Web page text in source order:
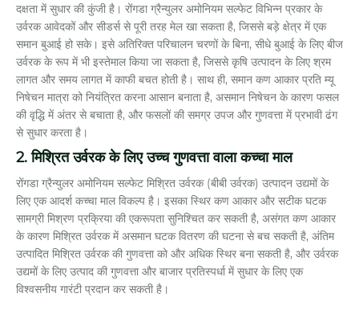
दक्षता में सुधार की कुंजी है। रोंगडा ग्रैन्युलर अमोनियम सल्फेट विभिन्न प्रकार के
उर्वरक आवेदकों और सीडर्स से पूरी तरह मेल खा सकता है, जिससे बड़े क्षेत्र में एक
समान बुआई हो सके। इसे अतिरिक्त परिचालन चरणों के बिना, सीधे बुआई के लिए बीज
उर्वरक के रूप में भी इस्तेमाल किया जा सकता है, जिससे कृषि उत्पादन के लिए श्रम
लागत और समय लागत में काफी बचत होती है। साथ ही, समान कण आकार प्रति म्यू
निषेचन मात्रा को नियंत्रित करना आसान बनाता है, असमान निषेचन के कारण फसल
की वृद्धि में अंतर से बचाता है, और फसलों की समग्र उपज और गुणवत्ता में प्रभावी ढंग
से सुधार करता है।
2. मिश्रित उर्वरक के लिए उच्च गुणवत्ता वाला कच्चा माल
रोंगडा ग्रैन्युलर अमोनियम सल्फेट मिश्रित उर्वरक (बीबी उर्वरक) उत्पादन उद्यमों के
लिए एक आदर्श कच्चा माल विकल्प है। इसका स्थिर कण आकार और सटीक घटक
सामग्री मिश्रण प्रक्रिया की एकरूपता सुनिश्चित कर सकती है, असंगत कण आकार
के कारण मिश्रित उर्वरक में असमान घटक वितरण की घटना से बच सकती है, अंतिम
उत्पादित मिश्रित उर्वरक की गुणवत्ता को और अधिक स्थिर बना सकती है, और उर्वरक
उद्यमों के लिए उत्पाद की गुणवत्ता और बाजार प्रतिस्पर्धा में सुधार के लिए एक
विश्वसनीय गारंटी प्रदान कर सकती है।